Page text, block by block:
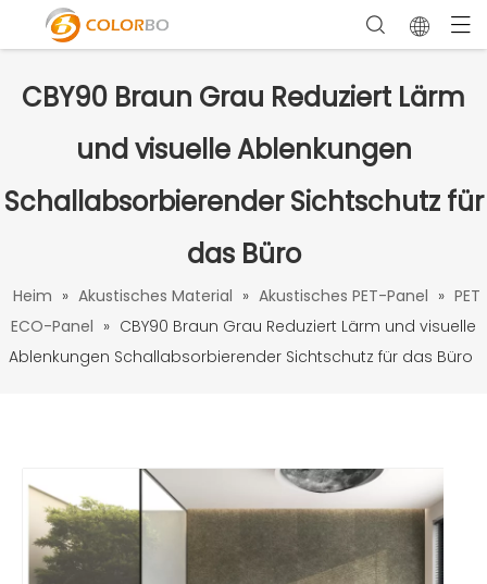
CBY90 Braun Grau Reduziert Lärm
und visuelle Ablenkungen
Schallabsorbierender Sichtschutz für
das Büro
Heim » Akustisches Material » Akustisches PET-Panel » PET
ECO-Panel » CBY90 Braun Grau Reduziert Lärm und visuelle
Ablenkungen Schallabsorbierender Sichtschutz für das Büro